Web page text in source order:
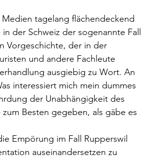
tagelang flächendeckend
der Schweiz der sogenannte Fall
Vorgeschichte, der in der
und andere Fachleute
ausgiebig zu Wort. An
interessiert mich mein dummes
der Unabhängigkeit des
Besten gegeben, als gäbe es
Empörung im Fall Rupperswil
auseinandersetzen zu